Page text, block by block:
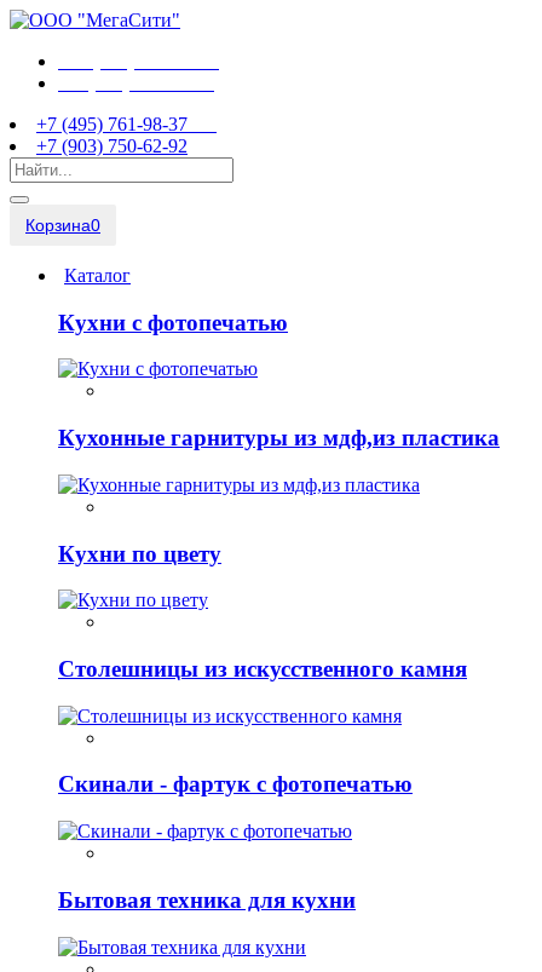
+7 (495) 761-98-37
+7 (903) 750-62-92
Корзина0
Каталог
Кухни с фотопечатью
Кухонные гарнитуры из мдф,из пластика
Кухни по цвету
Столешницы из искусственного камня
Скинали - фартук с фотопечатью
Бытовая техника для кухни